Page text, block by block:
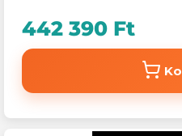
442 390 Ft